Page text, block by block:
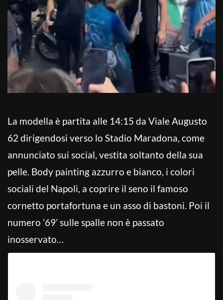
La modella è partita alle 14:15 da Viale Augusto
62 dirigendosi verso lo Stadio Maradona, come
annunciato sui social, vestita soltanto della sua
pelle. Body painting azzurro e bianco, i colori
sociali del Napoli, a coprire il seno il famoso
cornetto portafortuna e un asso di bastoni. Poi il
numero ’69’ sulle spalle non è passato
inosservato…